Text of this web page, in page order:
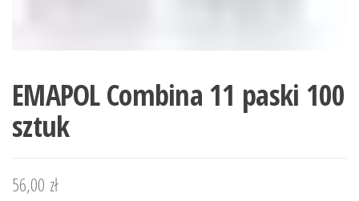
EMAPOL Combina 11 paski 100
sztuk
56,00 zł